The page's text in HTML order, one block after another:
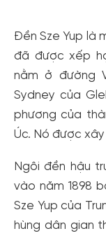
Đền Sze Yup là
đã được xếp
nằm ở đường
Sydney của
phương của
Úc. Nó được xây
Ngôi đền hậu
vào năm 1898
Sze Yup của
hùng dân gian